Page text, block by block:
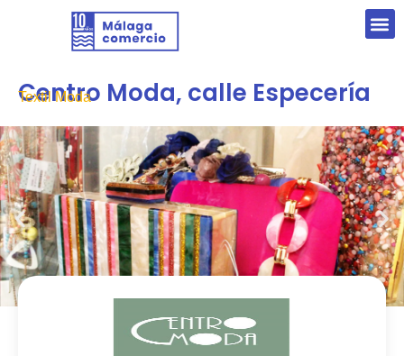
Centro Moda, calle Especería
Textil Moda